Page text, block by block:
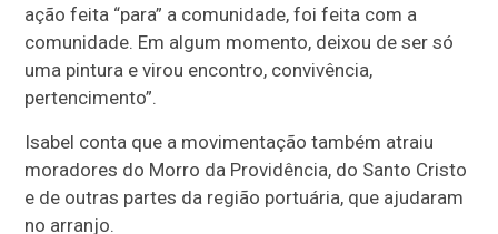
ação feita “para” a comunidade, foi feita com a
comunidade. Em algum momento, deixou de ser só
uma pintura e virou encontro, convivência,
pertencimento”.
Isabel conta que a movimentação também atraiu
moradores do Morro da Providência, do Santo Cristo
e de outras partes da região portuária, que ajudaram
no arranjo.